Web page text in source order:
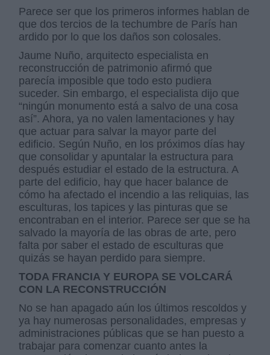
Parece ser que los primeros informes hablan de
que dos tercios de la techumbre de París han
ardido por lo que los daños son colosales.
Jaume Nuño, arquitecto especialista en
reconstrucción de patrimonio afirmó que
parecía imposible que todo esto pudiera
suceder. Sin embargo, el especialista dijo que
“ningún monumento está a salvo de una cosa
así”. Ahora, ya no valen lamentaciones y hay
que actuar para salvar la mayor parte del
edificio. Según Nuño, en los próximos días hay
que consolidar y apuntalar la estructura para
después estudiar el estado de la estructura. A
parte del edificio, hay que hacer balance de
cómo ha afectado el incendio a las reliquias, las
esculturas, los tapices y las pinturas que se
encontraban en el interior. Parece ser que se ha
salvado la mayoría de las obras de arte, pero
falta por saber el estado de esculturas que
quizás se hayan perdido para siempre.
TODA FRANCIA Y EUROPA SE VOLCARÁ
CON LA RECONSTRUCCIÓN
No se han apagado aún los últimos rescoldos y
ya hay numerosas personalidades, empresas y
administraciones públicas que se han puesto a
trabajar para comenzar cuanto antes la